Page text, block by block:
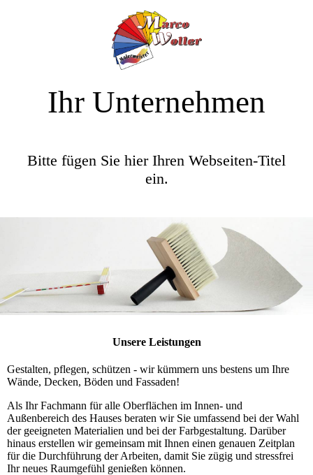
Ihr Unternehmen
Bitte fügen Sie hier Ihren Webseiten-Titel
ein.
Unsere Leistungen
Gestalten, pflegen, schützen - wir kümmern uns bestens um Ihre
Wände, Decken, Böden und Fassaden!
Als Ihr Fachmann für alle Oberflächen im Innen- und
Außenbereich des Hauses beraten wir Sie umfassend bei der Wahl
der geeigneten Materialien und bei der Farbgestaltung. Darüber
hinaus erstellen wir gemeinsam mit Ihnen einen genauen Zeitplan
für die Durchführung der Arbeiten, damit Sie zügig und stressfrei
Ihr neues Raumgefühl genießen können.